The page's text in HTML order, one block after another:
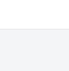
内容を公開